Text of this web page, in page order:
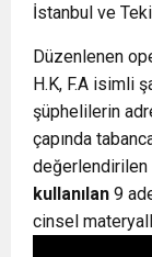
İstanbul ve
Düzenlenen
H.K, F.A isimli
şüphelilerin
çapında
değerlendirilen
kullanılan 9
cinsel